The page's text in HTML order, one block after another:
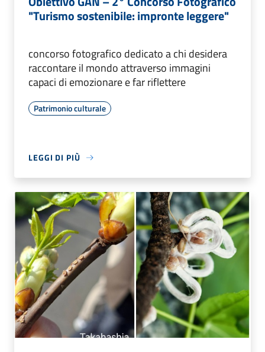
"Turismo sostenibile: impronte leggere"
concorso fotografico dedicato a chi desidera
raccontare il mondo attraverso immagini
capaci di emozionare e far riflettere
Patrimonio culturale
LEGGI DI PIÙ